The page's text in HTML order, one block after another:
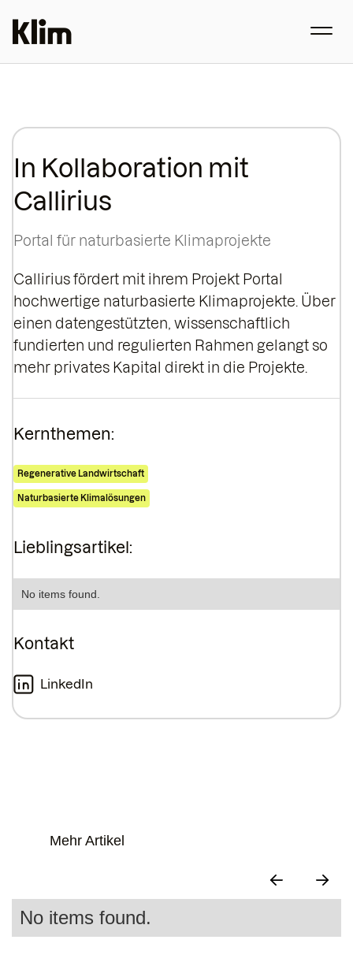
In Kollaboration mit
Callirius
Portal für naturbasierte Klimaprojekte
Callirius fördert mit ihrem Projekt Portal
hochwertige naturbasierte Klimaprojekte. Über
einen datengestützten, wissenschaftlich
fundierten und regulierten Rahmen gelangt so
mehr privates Kapital direkt in die Projekte.
Kernthemen:
Regenerative Landwirtschaft
Naturbasierte Klimalösungen
Lieblingsartikel:
No items found.
Kontakt
LinkedIn
Mehr Artikel
No items found.